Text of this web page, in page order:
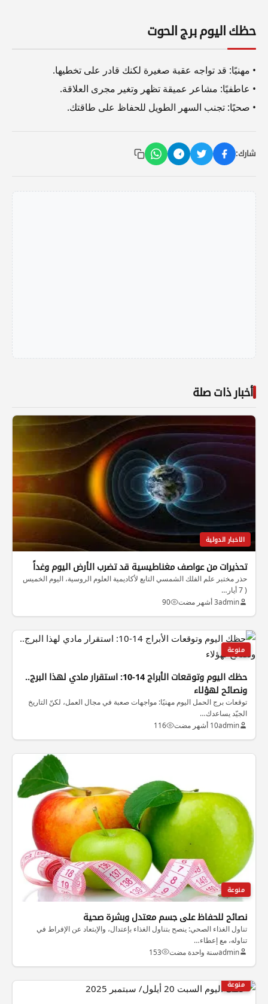
حظك اليوم برج الحوت
• مهنيًا: قد تواجه عقبة صغيرة لكنك قادر على تخطيها.
• عاطفيًا: مشاعر عميقة تظهر وتغير مجرى العلاقة.
• صحيًا: تجنب السهر الطويل للحفاظ على طاقتك.
شارك:
أخبار ذات صلة
الاخبار الدولية
تحذيرات من عواصف مغناطيسية قد تضرب الأرض اليوم وغداً
حذر مختبر علم الفلك الشمسي التابع لأكاديمية العلوم الروسية، اليوم الخميس
( 7 أيار…
admin3 أشهر مضت 90
منوعة
حظك اليوم وتوقعات الأبراج 14-10: استقرار مادي لهذا البرج..
ونصائح لهؤلاء
توقعات برج الحمل اليوم مهنيًا: مواجهات صعبة في مجال العمل، لكنّ التاريخ
الجيّد يساعدك…
admin10 أشهر مضت 116
منوعة
نصائح للحفاظ على جسم معتدل وبشرة صحية
تناول الغذاء الصحي: ينصح بتناول الغذاء بإعتدال، والإبتعاد عن الإفراط في
تناوله، مع إعطاء…
adminسنة واحدة مضت 153
منوعة